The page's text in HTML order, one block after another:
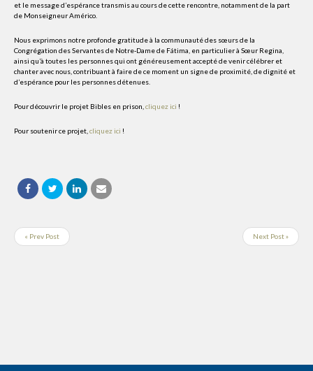
et le message d’espérance transmis au cours de cette rencontre, notamment de la part
de Monseigneur Américo.
Nous exprimons notre profonde gratitude à la communauté des sœurs de la
Congrégation des Servantes de Notre-Dame de Fátima, en particulier à Sœur Regina,
ainsi qu’à toutes les personnes qui ont généreusement accepté de venir célébrer et
chanter avec nous, contribuant à faire de ce moment un signe de proximité, de dignité et
d’espérance pour les personnes détenues.
Pour découvrir le projet Bibles en prison, cliquez ici !
Pour soutenir ce projet, cliquez ici !
« Prev Post Next Post »